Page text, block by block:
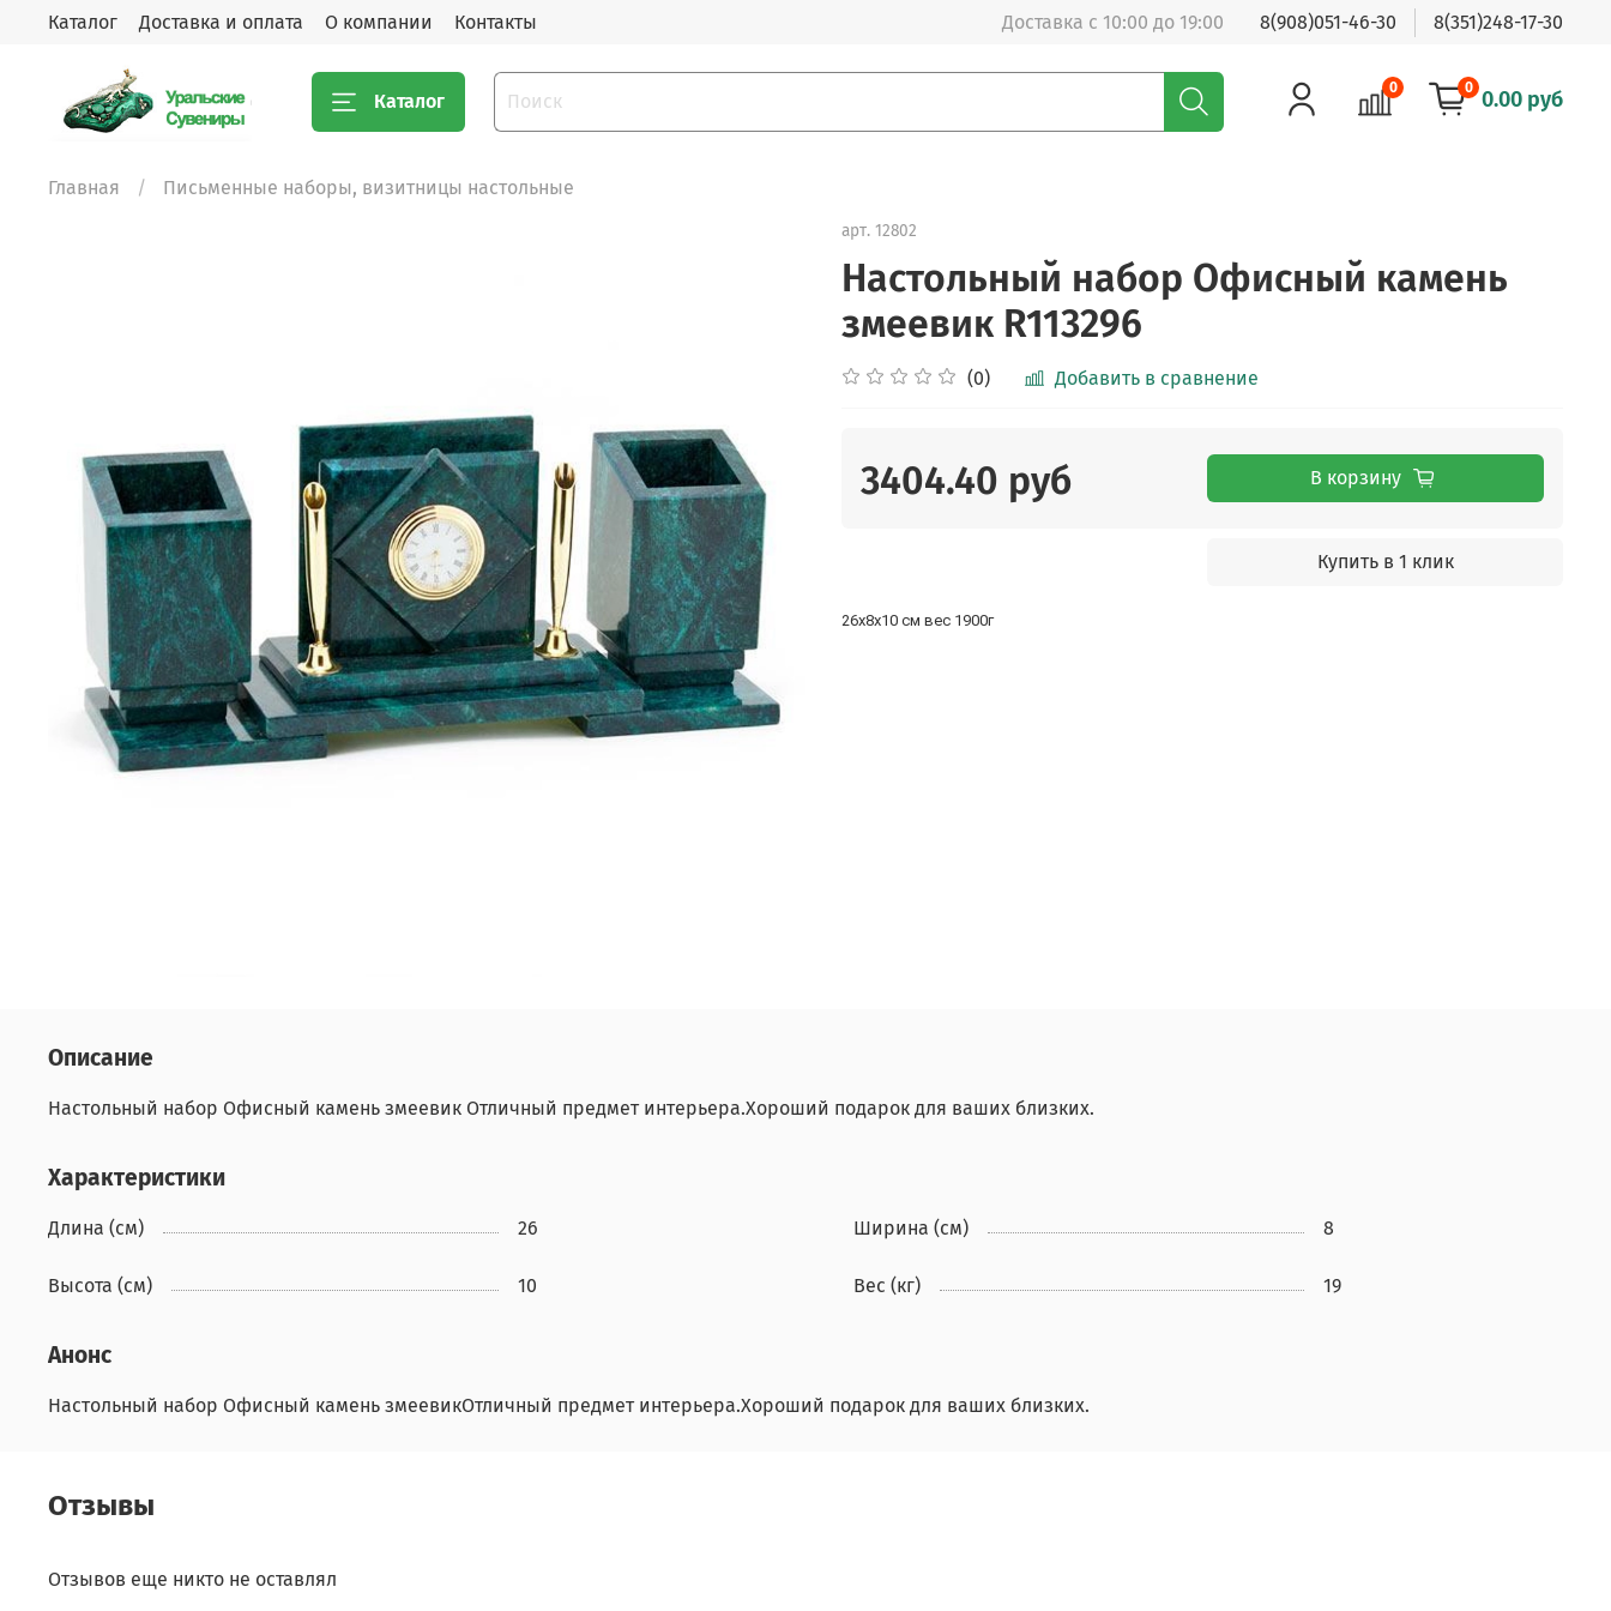
Каталог Доставка и оплата О компании Контакты Доставка с 10:00 до 19:00 8(908)051-46-30 8(351)248-17-30
Каталог
0 0 0.00 руб
Главная Письменные наборы, визитницы настольные
арт. 12802
Настольный набор Офисный камень
змеевик R113296
(0) Добавить в сравнение
3404.40 руб В корзину
Купить в 1 клик
26х8х10 см вес 1900г
Описание
Настольный набор Офисный камень змеевик Отличный предмет интерьера.Хороший подарок для ваших близких.
Характеристики
Длина (см) 26 Ширина (см) 8
Высота (см) 10 Вес (кг) 19
Анонс
Настольный набор Офисный камень змеевикОтличный предмет интерьера.Хороший подарок для ваших близких.
Отзывы
Отзывов еще никто не оставлял